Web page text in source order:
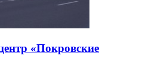
«Покровские